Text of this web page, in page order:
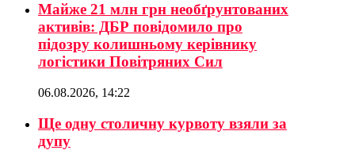
Майже 21 млн грн необґрунтованих
активів: ДБР повідомило про
підозру колишньому керівнику
логістики Повітряних Сил
06.08.2026, 14:22
Ще одну столичну курвоту взяли за
дупу